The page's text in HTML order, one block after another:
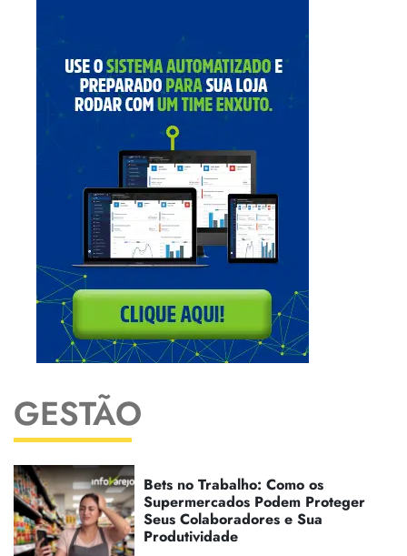
GESTÃO
Bets no Trabalho: Como os
Supermercados Podem Proteger
Seus Colaboradores e Sua
Produtividade